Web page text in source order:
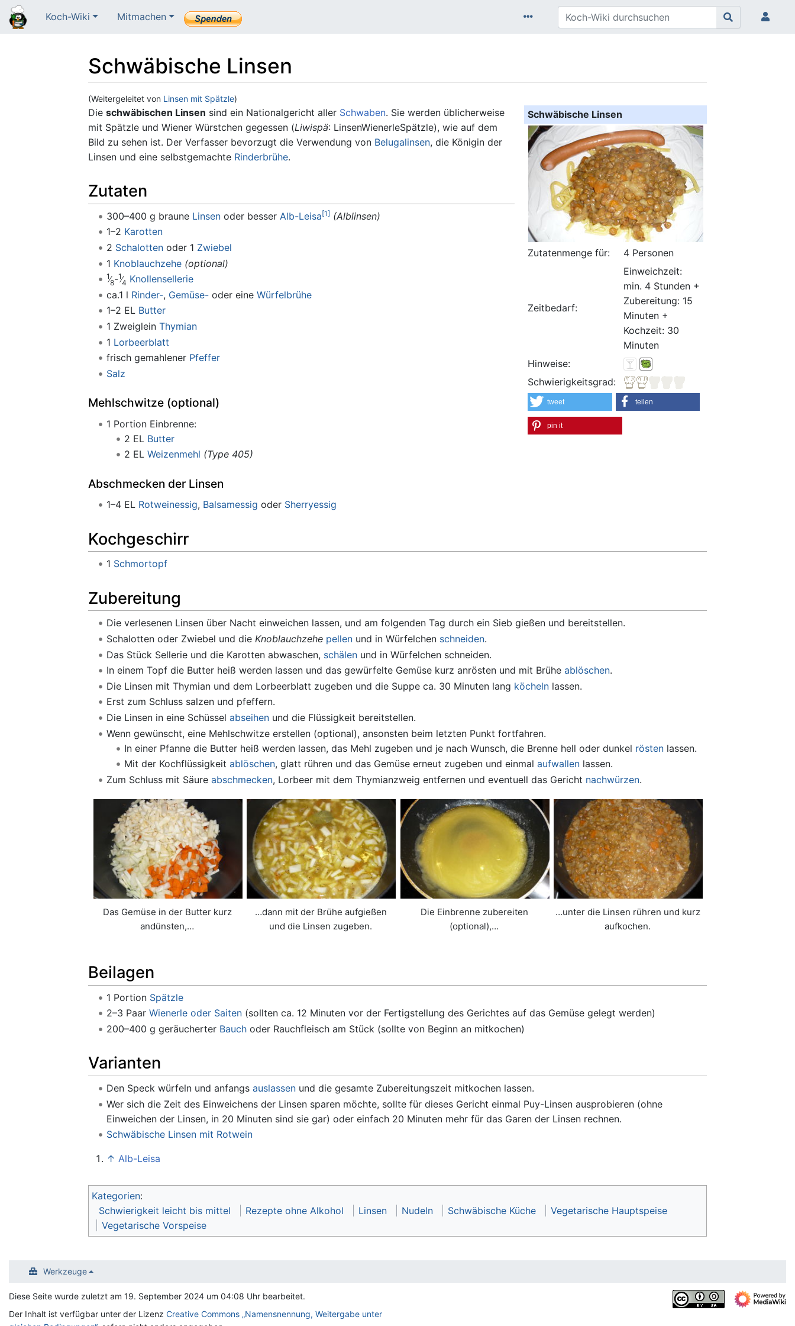
Koch-Wiki Mitmachen
Schwäbische Linsen
(Weitergeleitet von Linsen mit Spätzle)
Wechseln zu:Navigation,Suche Schwäbische Linsen
Zutatenmenge für: 4 Personen
Zeitbedarf:
Einweichzeit:
min. 4 Stunden +
Zubereitung: 15
Minuten +
Kochzeit: 30
Minuten
Hinweise:
Schwierigkeitsgrad:
tweet teilen
pin it
Die schwäbischen Linsen sind ein Nationalgericht aller Schwaben. Sie werden üblicherweise
mit Spätzle und Wiener Würstchen gegessen (Liwispä: LinsenWienerleSpätzle), wie auf dem
Bild zu sehen ist. Der Verfasser bevorzugt die Verwendung von Belugalinsen, die Königin der
Linsen und eine selbstgemachte Rinderbrühe.
Zutaten
300–400 g braune Linsenoder besser Alb-Leisa[1] (Alblinsen)
1–2 Karotten
2 Schalottenoder 1 Zwiebel
1 Knoblauchzehe (optional)
1
8-1
4 Knollensellerie
ca.1 l Rinder-, Gemüse-oder eine Würfelbrühe
1–2 EL Butter
1 Zweiglein Thymian
1 Lorbeerblatt
frisch gemahlener Pfeffer
Salz
Mehlschwitze (optional)
1 Portion Einbrenne:
2 EL Butter
2 ELWeizenmehl (Type 405)
Abschmecken der Linsen
1–4 EL Rotweinessig, Balsamessig oder Sherryessig
Kochgeschirr
1 Schmortopf
Zubereitung
Die verlesenen Linsen über Nacht einweichen lassen, und am folgenden Tag durch ein Sieb gießen und bereitstellen.
Schalotten oder Zwiebel und die Knoblauchzehe pellenund in Würfelchen schneiden.
Das Stück Sellerie und die Karotten abwaschen, schälenund in Würfelchen schneiden.
In einem Topf die Butter heiß werden lassen und das gewürfelte Gemüse kurz anrösten und mit Brühe ablöschen.
Die Linsen mit Thymian und dem Lorbeerblatt zugeben und die Suppe ca. 30 Minuten lang köchelnlassen.
Erst zum Schluss salzen und pfeffern.
Die Linsen in eine Schüssel abseihenund die Flüssigkeit bereitstellen.
Wenn gewünscht, eine Mehlschwitze erstellen (optional), ansonsten beim letzten Punkt fortfahren.
In einer Pfanne die Butter heiß werden lassen, das Mehl zugeben und je nach Wunsch, die Brenne hell oder dunkel rösten lassen.
Mit der Kochflüssigkeitablöschen, glatt rühren und das Gemüse erneut zugeben und einmalaufwallen lassen.
Zum Schluss mit Säure abschmecken, Lorbeer mit dem Thymianzweig entfernen und eventuell das Gericht nachwürzen.
Das Gemüse in der Butter kurz
andünsten,…
…dann mit der Brühe aufgießen
und die Linsen zugeben.
Die Einbrenne zubereiten
(optional),…
…unter die Linsen rühren und kurz
aufkochen.
Beilagen
1 Portion Spätzle
2–3 Paar Wienerle oder Saiten(sollten ca. 12 Minuten vor der Fertigstellung des Gerichtes auf das Gemüse gelegt werden)
200–400 g geräucherter Bauchoder Rauchfleisch am Stück (sollte von Beginn an mitkochen)
Varianten
Den Speck würfeln und anfangs auslassenund die gesamte Zubereitungszeit mitkochen lassen.
Wer sich die Zeit des Einweichens der Linsen sparen möchte, sollte für dieses Gericht einmal Puy-Linsen ausprobieren (ohne
Einweichen der Linsen, in 20 Minuten sind sie gar) oder einfach 20 Minuten mehr für das Garen der Linsen rechnen.
Schwäbische Linsen mit Rotwein
↑ Alb-Leisa
Kategorien:
Schwierigkeit leicht bis mittel
Rezepte ohne Alkohol Linsen Nudeln Schwäbische Küche
Vegetarische Hauptspeise
Vegetarische Vorspeise
Werkzeuge
Diese Seite wurde zuletzt am 19. September 2024 um 04:08 Uhr bearbeitet.
Der Inhalt ist verfügbar unter der Lizenz Creative Commons „Namensnennung, Weitergabe unter